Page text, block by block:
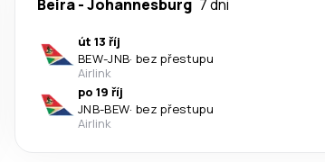
Beira-Johannesburg 7 dni
út 13 říj
BEW-JNB· bez přestupu
Airlink
po 19 říj
JNB-BEW· bez přestupu
Airlink